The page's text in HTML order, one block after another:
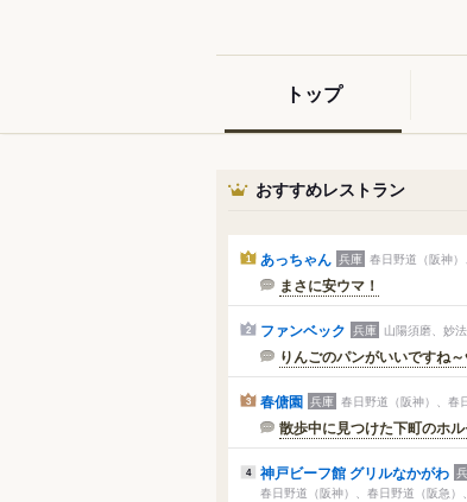
トップ
おすすめレストラン
1 あっちゃん 兵庫 春日野道（阪神
まさに安ウマ！
2 ファンベック 兵庫 山陽須磨、妙
りんごのパンがいいですね
3 春傏園 兵庫 春日野道（阪神）、春
散歩中に見つけた下町のホ
4 神戸ビーフ館 グリルなかがわ
春日野道（阪神）、春日野道（阪急